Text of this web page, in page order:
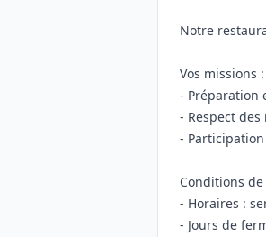
Notre
Vos missions :
- Préparation
- Respect
-
Conditions
- Horaires :
- Jours de